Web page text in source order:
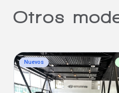
Otros
Nuevos